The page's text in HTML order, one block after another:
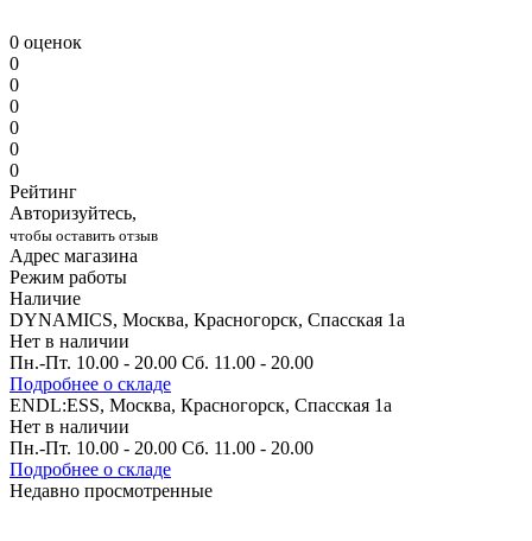
0 оценок
0
0
0
0
0
0
Рейтинг
Авторизуйтесь,
чтобы оставить отзыв
Адрес магазина
Режим работы
Наличие
DYNAMICS, Москва, Красногорск, Спасская 1а
Нет в наличии
Пн.-Пт. 10.00 - 20.00 Сб. 11.00 - 20.00
Подробнее о складе
ENDL:ESS, Москва, Красногорск, Спасская 1а
Нет в наличии
Пн.-Пт. 10.00 - 20.00 Сб. 11.00 - 20.00
Подробнее о складе
Недавно просмотренные